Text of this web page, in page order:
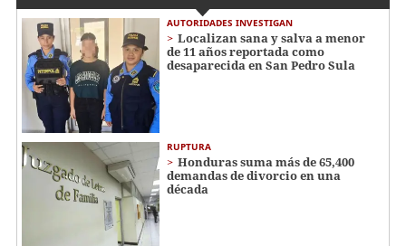
AUTORIDADES INVESTIGAN
Localizan sana y salva a menor
de 11 años reportada como
desaparecida en San Pedro Sula
RUPTURA
Honduras suma más de 65,400
demandas de divorcio en una
década